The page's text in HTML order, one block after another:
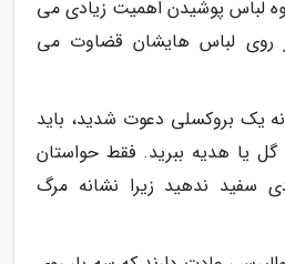
لباس پوشیدن اهمیت زیادی می
روی لباس هایشان قضاوت می
یک بروکسلی دعوت شدید، باید
یا هدیه ببرید. فقط حواستان
سفید ندهید زیرا نشانه مرگ